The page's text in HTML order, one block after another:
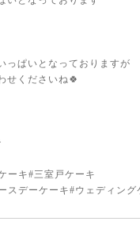
っぱいとなっております
せくださいね🍀
ーキ#三室戸ケーキ
スデーケーキ#ウェディング